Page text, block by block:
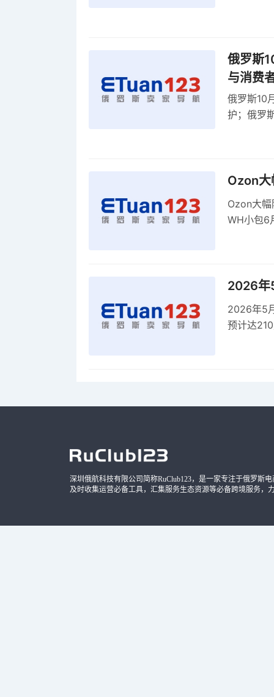
俄罗斯
与消费
俄罗斯10
护；俄罗
Ozon大
Ozon大
WH小包6
2026年
2026年5
预计达
深圳俄航科技有限公司简称RuClub123，是一家专注于俄罗斯
及时收集运营必备工具，汇集服务生态资源等必备跨境服务，